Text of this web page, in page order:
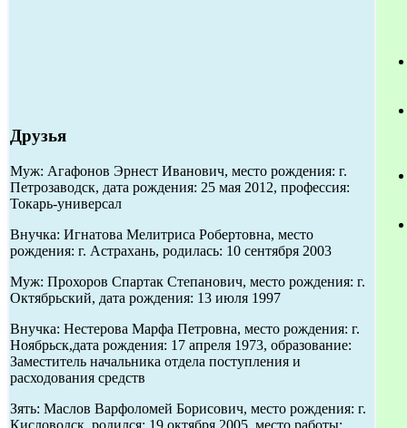
Друзья
Муж: Агафонов Эрнест Иванович, место рождения: г.
Петрозаводск, дата рождения: 25 мая 2012, профессия:
Токарь-универсал
Внучка: Игнатова Мелитриса Робертовна, место
рождения: г. Астрахань, родилась: 10 сентября 2003
Муж: Прохоров Спартак Степанович, место рождения: г.
Октябрьский, дата рождения: 13 июля 1997
Внучка: Нестерова Марфа Петровна, место рождения: г.
Ноябрьск,дата рождения: 17 апреля 1973, образование:
Заместитель начальника отдела поступления и
расходования средств
Зять: Маслов Варфоломей Борисович, место рождения: г.
Кисловодск, родился: 19 октября 2005, место работы: